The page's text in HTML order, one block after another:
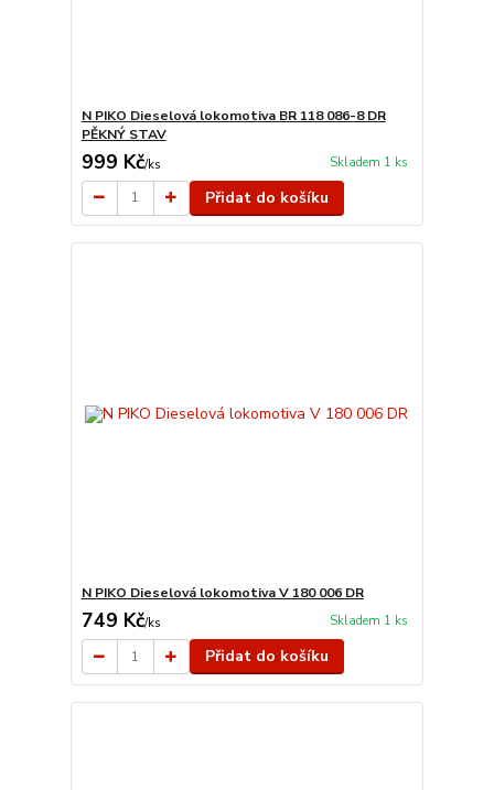
N PIKO Dieselová lokomotiva BR 118 086-8 DR
PĚKNÝ STAV
999 Kč/ks Skladem 1 ks
Přidat do košíku
N PIKO Dieselová lokomotiva V 180 006 DR
749 Kč/ks Skladem 1 ks
Přidat do košíku